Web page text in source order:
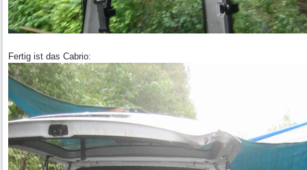
Fertig ist das Cabrio: